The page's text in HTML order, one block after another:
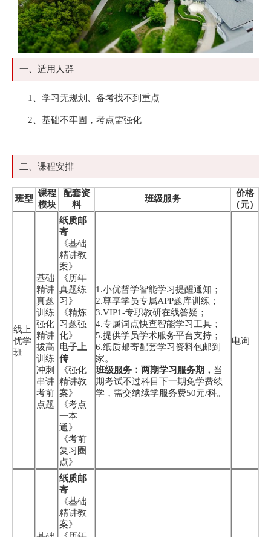
一、适用人群
1、学习无规划、备考找不到重点
2、基础不牢固，考点需强化
二、课程安排
班型
课程
模块
配套资
料
班级服务
价格
（元）
线上
优学
班
基础
精讲
真题
训练
强化
精讲
拔高
训练
冲刺
串讲
考前
点题
纸质邮
寄
《基础
精讲教
案》
《历年
真题练
习》
《精炼
习题强
化》
电子上
传
《强化
精讲教
案》
《考点
一本
通》
《考前
复习圈
点》
1.小优督学智能学习提醒通知；
2.尊享学员专属APP题库训练；
3.VIP1-专职教研在线答疑；
4.专属词点快查智能学习工具；
5.提供学员学术服务平台支持；
6.纸质邮寄配套学习资料包邮到
家。
班级服务：两期学习服务期， 当
期考试不过科目下一期免学费续
学，需交纳续学服务费50元/科。
电询
纸质邮
寄
《基础
精讲教
案》